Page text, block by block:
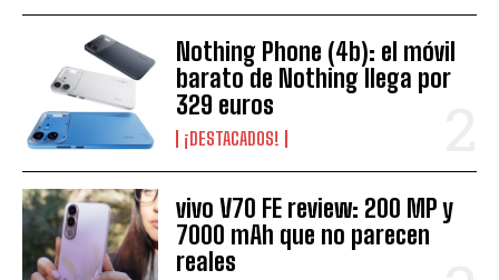
Nothing Phone (4b): el móvil
barato de Nothing llega por
329 euros
¡DESTACADOS!
vivo V70 FE review: 200 MP y
7000 mAh que no parecen
reales